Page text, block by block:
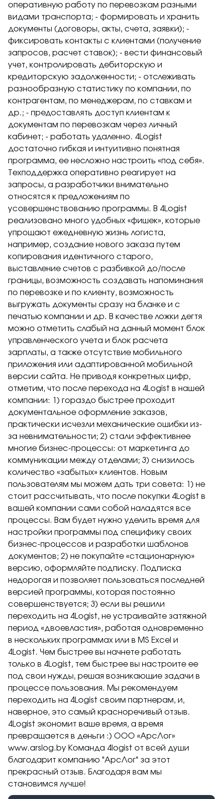
оперативную работу по перевозкам разными
видами транспорта; - формировать и хранить
документы (договоры, акты, счета, заявки); -
фиксировать контакты с клиентами (получение
запросов, расчет ставок); - вести финансовый
учет, контролировать дебиторскую и
кредиторскую задолженности; - отслеживать
разнообразную статистику по компании, по
контрагентам, по менеджерам, по ставкам и
др.; - предоставлять доступ клиентам к
документам по перевозкам через личный
кабинет; - работать удаленно. 4Logist
достаточно гибкая и интуитивно понятная
программа, ее несложно настроить «под себя».
Техподдержка оперативно реагирует на
запросы, а разработчики внимательно
относятся к предложениям по
усовершенствованию программы. В 4Logist
реализовано много удобных «фишек», которые
упрощают ежедневную жизнь логиста,
например, создание нового заказа путем
копирования идентичного старого,
выставление счетов с разбивкой до/после
границы, возможность создавать напоминания
по перевозке и по клиенту, возможность
выгружать документы сразу на бланке и с
печатью компании и др. В качестве ложки дегтя
можно отметить слабый на данный момент блок
управленческого учета и блок расчета
зарплаты, а также отсутствие мобильного
приложения или адаптированной мобильной
версии сайта. Не приводя конкретных цифр,
отметим, что после перехода на 4Logist в нашей
компании: 1) гораздо быстрее проходит
документальное оформление заказов,
практически исчезли механические ошибки из-
за невнимательности; 2) стали эффективнее
многие бизнес-процессы: от маркетинга до
коммуникации между отделами; 3) снизилось
количество «забытых» клиентов. Новым
пользователям мы можем дать три совета: 1) не
стоит рассчитывать, что после покупки 4Logist в
вашей компании сами собой наладятся все
процессы. Вам будет нужно уделить время для
настройки программы под специфику своих
бизнес-процессов и разработки шаблонов
документов; 2) не покупайте «стационарную»
версию, оформляйте подписку. Подписка
недорогая и позволяет пользоваться последней
версией программы, которая постоянно
совершенствуется; 3) если вы решили
переходить на 4Logist, не устраивайте затяжной
период «двоевластия», работая одновременно
в нескольких программах или в MS Excel и
4Logist. Чем быстрее вы начнете работать
только в 4Logist, тем быстрее вы настроите ее
под свои нужды, решая возникающие задачи в
процессе пользования. Мы рекомендуем
переходить на 4Logist своим партнерам, и,
наверное, это самый красноречивый отзыв.
4Logist экономит ваше время, а время
превращается в деньги :) ООО «АрсЛог»
www.arslog.by Команда 4logist от всей души
благодарит компанию "АрсЛог" за этот
прекрасный отзыв. Благодаря вам мы
становимся лучше!